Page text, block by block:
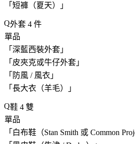
「 短褲（夏天） 」
外套 4 件
單品
「 深藍西裝外套 」
「 皮夾克或牛仔外套 」
「 防風 / 風衣 」
「 長大衣（羊毛） 」
鞋 4 雙
單品
「 白布鞋（Stan Smith 或 Common